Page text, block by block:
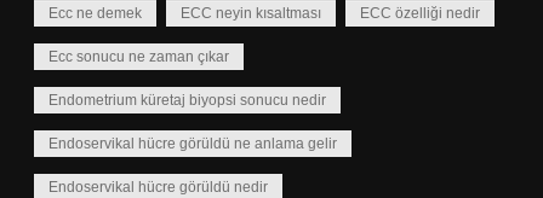
Ecc ne demek ECC neyin kısaltması ECC özelliği nedir
Ecc sonucu ne zaman çıkar
Endometrium küretaj biyopsi sonucu nedir
Endoservikal hücre görüldü ne anlama gelir
Endoservikal hücre görüldü nedir